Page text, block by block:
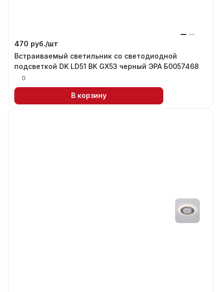
470 руб./шт
Встраиваемый светильник со светодиодной
подсветкой DK LD51 BK GX53 черный ЭРА Б0057468
0
В корзину